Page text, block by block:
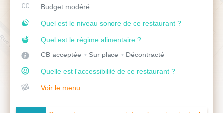
Budget modéré
Quel est le niveau sonore de ce restaurant ?
Quel est le régime alimentaire ?
CB acceptée
Sur place Décontracté
Quelle est l'accessibilité de ce restaurant ?
Voir le menu